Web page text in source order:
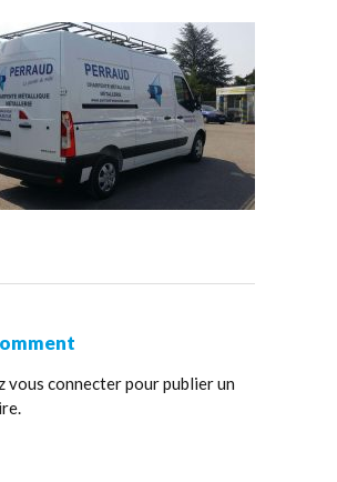
vous connecterpour publier un